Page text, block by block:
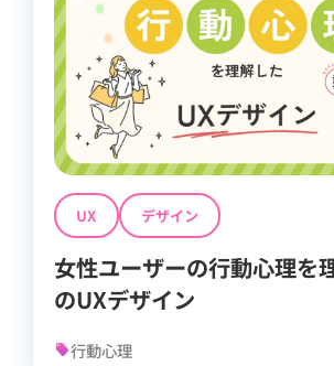
UX デザイン
女性ユーザーの行動心理を
のUXデザイン
行動心理